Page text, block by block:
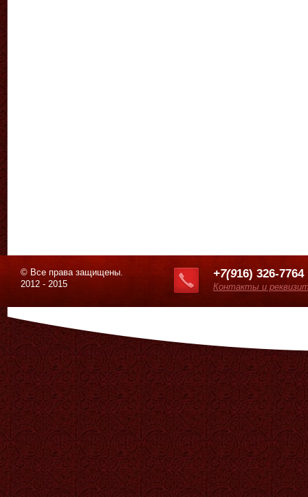
© Все права защищены.
2012 - 2015
+7(916) 326-7764
Контакты и